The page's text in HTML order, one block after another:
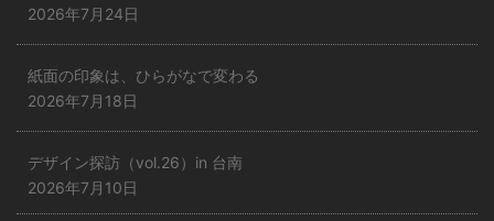
2026年7月24日
紙面の印象は、ひらがなで変わる
2026年7月18日
デザイン探訪（vol.26）in 台南
2026年7月10日